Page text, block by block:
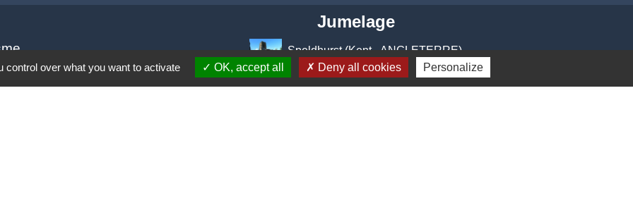
Jumelage
Speldhurst (Kent - ANGLETERRE)
over what you want to activate OK, accept all Deny all cookies Personalize